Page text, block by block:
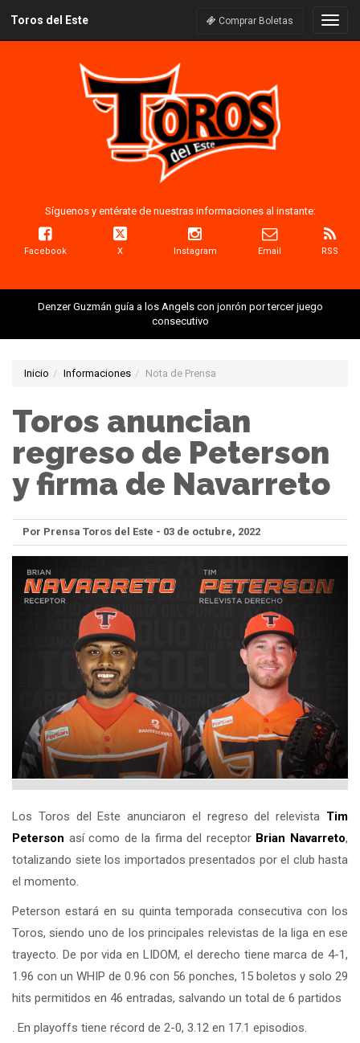
Toros del Este Comprar Boletas
Síguenos y entérate de nuestras informaciones al instante:
Facebook X Instagram Email RSS
Denzer Guzmán guía a los Angels con jonrón por tercer juego
consecutivo
Inicio Informaciones Nota de Prensa
Toros anuncian
regreso de Peterson
y firma de Navarreto
Por Prensa Toros del Este - 03 de octubre, 2022
Los Toros del Este anunciaron el regreso del relevista Tim
Peterson así como de la firma del receptor Brian Navarreto,
totalizando siete los importados presentados por el club hasta
el momento.
Peterson estará en su quinta temporada consecutiva con los
Toros, siendo uno de los principales relevistas de la liga en ese
trayecto. De por vida en LIDOM, el derecho tiene marca de 4-1,
1.96 con un WHIP de 0.96 con 56 ponches, 15 boletos y solo 29
hits permitidos en 46 entradas, salvando un total de 6 partidos
. En playoffs tiene récord de 2-0, 3.12 en 17.1 episodios.